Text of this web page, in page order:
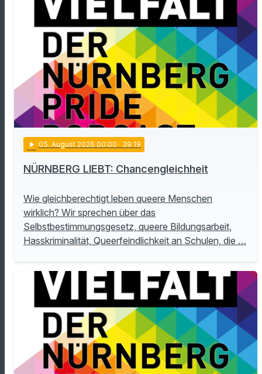
play_arrow 05. August 2026 00:00 · 39:19
NÜRNBERG LIEBT: Chancengleichheit
Wie gleichberechtigt leben queere Menschen
wirklich? Wir sprechen über das
Selbstbestimmungsgesetz, queere Bildungsarbeit,
Hasskriminalität, Queerfeindlichkeit an Schulen, die …